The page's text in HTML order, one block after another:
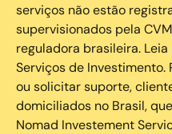
serviços não estão
supervisionados pela
reguladora brasileira. Leia
Serviços de
ou solicitar suporte,
domiciliados no Brasil,
Nomad Investement